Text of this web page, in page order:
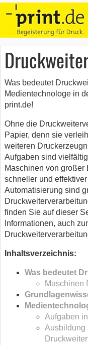
Was bedeutet
Medientechnologe in
print.de!
Ohne die
Papier, denn sie
weiteren
Aufgaben sind
Maschinen von großer
schneller und
Automatisierung sind
finden Sie auf dieser
Informationen, auch
Inhaltsverzeichnis:
Was bedeutet
Maschinen
Aufgaben
Ausbildung